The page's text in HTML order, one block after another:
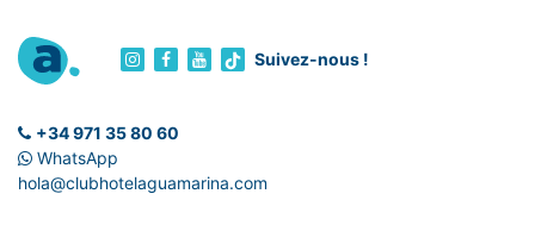
Suivez-nous !
+34 971 35 80 60
WhatsApp
hola@clubhotelaguamarina.com